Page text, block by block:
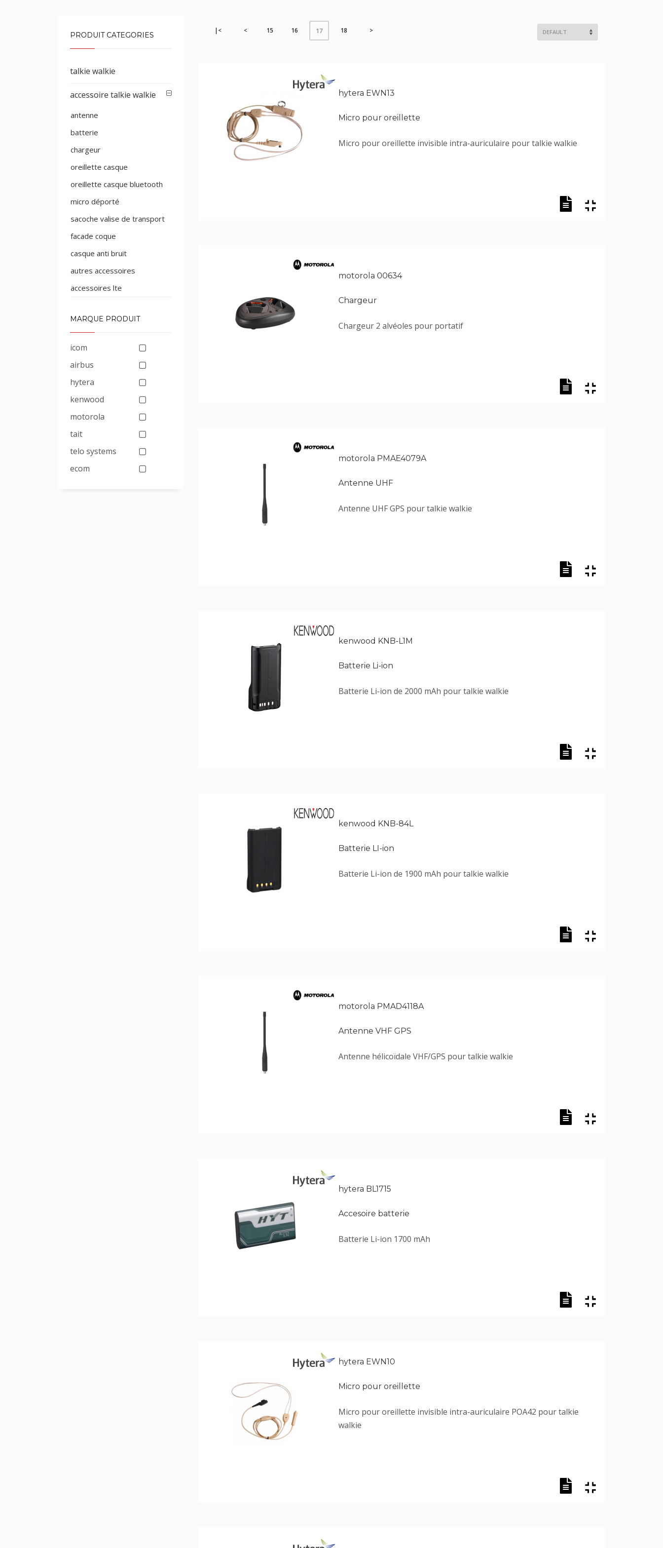
|< < 15 16 17 18 >
hytera EWN13
Micro pour oreillette
Micro pour oreillette invisible intra-auriculaire pour talkie walkie
motorola 00634
Chargeur
Chargeur 2 alvéoles pour portatif
motorola PMAE4079A
Antenne UHF
Antenne UHF GPS pour talkie walkie
kenwood KNB-L1M
Batterie Li-ion
Batterie Li-ion de 2000 mAh pour talkie walkie
kenwood KNB-84L
Batterie LI-ion
Batterie Li-ion de 1900 mAh pour talkie walkie
motorola PMAD4118A
Antenne VHF GPS
Antenne hélicoïdale VHF/GPS pour talkie walkie
hytera BL1715
Accesoire batterie
Batterie Li-ion 1700 mAh
hytera EWN10
Micro pour oreillette
Micro pour oreillette invisible intra-auriculaire POA42 pour talkie
walkie
PRODUIT CATEGORIES
talkie walkie
accessoire talkie walkie
antenne
batterie
chargeur
oreillette casque
oreillette casque bluetooth
micro déporté
sacoche valise de transport
facade coque
casque anti bruit
autres accessoires
accessoires lte
MARQUE PRODUIT
icom
airbus
hytera
kenwood
motorola
tait
telo systems
ecom